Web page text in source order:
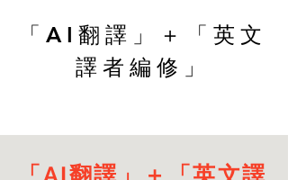
「AI翻譯」＋「英文
譯者編修」
「AI翻譯」＋「英文譯